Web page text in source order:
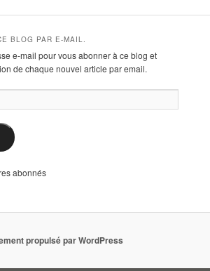
BLOG PAR E-MAIL.
e-mail pour vous abonner à ce blog et
de chaque nouvel article par email.
abonnés
propulsé par WordPress